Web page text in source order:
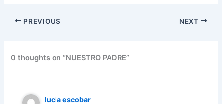
c
e
o
o
k
itt
er
n p
p
m
ar
PREVIOUS NEXT
0 thoughts on “NUESTRO PADRE”
lucia escobar